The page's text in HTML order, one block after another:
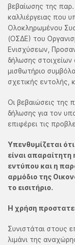
βεβαίωσης της παρ.
καλλιέργειας που
Ολοκληρωμένου
(ΟΣΔΕ) του
Ενισχύσεων,
δήλωσης στοιχείων
μισθωτήριο
σχετικής εντολής,
Οι βεβαιώσεις της
δήλωσης για τον
επιφέρει τις
Υπενθυμίζεται
είναι
εντύπου και η
αρμόδιο της
το εισιτήριο.
Η χρήση
Συνιστάται στους
λιμάνι της